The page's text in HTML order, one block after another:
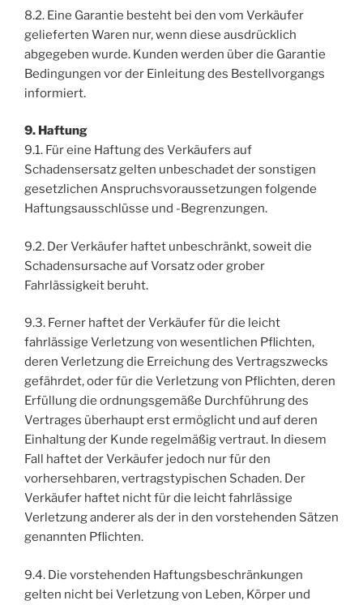
8.2. Eine Garantie besteht bei den vom Verkäufer
gelieferten Waren nur, wenn diese ausdrücklich
abgegeben wurde. Kunden werden über die Garantie
Bedingungen vor der Einleitung des Bestellvorgangs
informiert.
9. Haftung
9.1. Für eine Haftung des Verkäufers auf
Schadensersatz gelten unbeschadet der sonstigen
gesetzlichen Anspruchsvoraussetzungen folgende
Haftungsausschlüsse und -Begrenzungen.
9.2. Der Verkäufer haftet unbeschränkt, soweit die
Schadensursache auf Vorsatz oder grober
Fahrlässigkeit beruht.
9.3. Ferner haftet der Verkäufer für die leicht
fahrlässige Verletzung von wesentlichen Pflichten,
deren Verletzung die Erreichung des Vertragszwecks
gefährdet, oder für die Verletzung von Pflichten, deren
Erfüllung die ordnungsgemäße Durchführung des
Vertrages überhaupt erst ermöglicht und auf deren
Einhaltung der Kunde regelmäßig vertraut. In diesem
Fall haftet der Verkäufer jedoch nur für den
vorhersehbaren, vertragstypischen Schaden. Der
Verkäufer haftet nicht für die leicht fahrlässige
Verletzung anderer als der in den vorstehenden Sätzen
genannten Pflichten.
9.4. Die vorstehenden Haftungsbeschränkungen
gelten nicht bei Verletzung von Leben, Körper und